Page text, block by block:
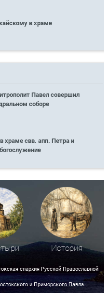
в храме
Павел совершил
соборе
храме свв. апп. Петра и
История
епархия Русской Православной
и Приморского Павла.